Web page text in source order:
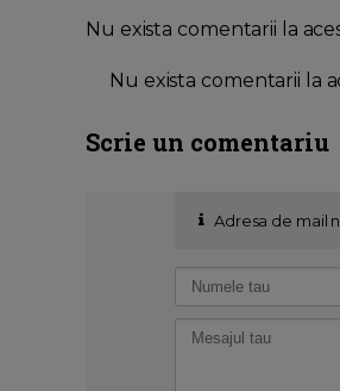
Nu exista comentarii la
Nu exista comentarii la
Scrie un comentariu
Adresa de mail